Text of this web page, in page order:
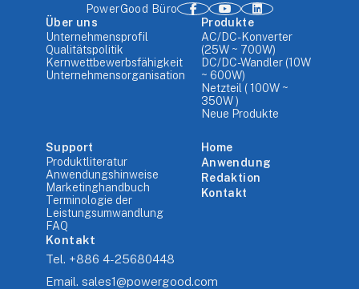
PowerGood Büro
Über uns
Unternehmensprofil
Qualitätspolitik
Kernwettbewerbsfähigkeit
Unternehmensorganisation
Produkte
AC/DC-Konverter
(25W ~ 700W)
DC/DC-Wandler (10W
~ 600W)
Netzteil ( 100W ~
350W )
Neue Produkte
Support
Produktliteratur
Anwendungshinweise
Marketinghandbuch
Terminologie der
Leistungsumwandlung
FAQ
Home
Anwendung
Redaktion
Kontakt
Kontakt
Tel. +886 4-25680448
Email. sales1@powergood.com